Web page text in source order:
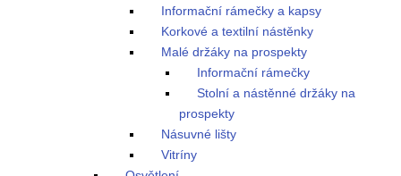
Informační rámečky a kapsy
Korkové a textilní nástěnky
Malé držáky na prospekty
Informační rámečky
Stolní a nástěnné držáky na
prospekty
Násuvné lišty
Vitríny